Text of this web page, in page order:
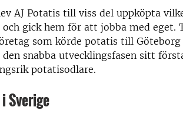
AJ Potatis till viss del uppköpta
och gick hem för att jobba med
som körde potatis till Göteborg
snabba utvecklingsfasen sitt
potatisodlare.
Sverige